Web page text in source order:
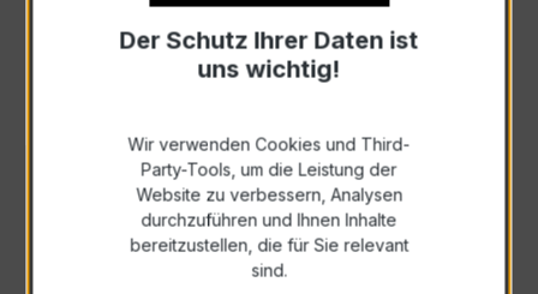
Als PDF exportieren
BESCHREIBUNG
Variabler Differenzstrommonitor vom Typ B7B
+ zur Messung von DC- und AC-
Differenzströmen bis 100 kHz mit analogem 4-
Der Schutz Ihrer Daten ist
uns wichtig!
Wir verwenden Cookies und Third-
Party-Tools, um die Leistung der
Website zu verbessern, Analysen
durchzuführen und Ihnen Inhalte
bereitzustellen, die für Sie relevant
sind.